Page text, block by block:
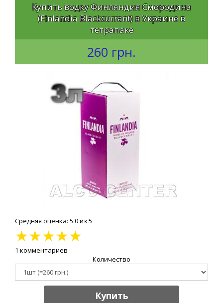
Купить водку Финляндия Смородина
(Finlandia Blackcurrant) в Украине в
тетрапаке
260 грн.
Средняя оценка: 5.0 из 5
★★★★★
1 комментариев
Количество
Купить